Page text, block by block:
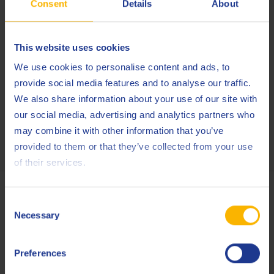
Consent Details About
This website uses cookies
We use cookies to personalise content and ads, to
provide social media features and to analyse our traffic.
We also share information about your use of our site with
our social media, advertising and analytics partners who
may combine it with other information that you’ve
provided to them or that they’ve collected from your use
of their services.
Selection
Necessary
Preferences
VW TL 52146
MB 345.0
DIN 51524-T3
ISO 7308
No se encontraron productos .